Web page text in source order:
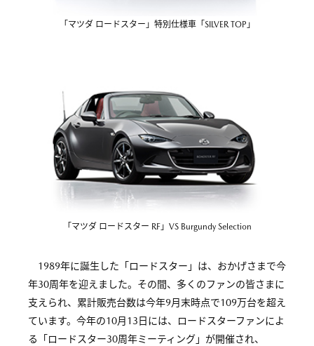
「マツダ ロードスター」特別仕様車「SILVER TOP」
「マツダ ロードスター RF」VS Burgundy Selection
1989年に誕生した「ロードスター」は、おかげさまで今
年30周年を迎えました。その間、多くのファンの皆さまに
支えられ、累計販売台数は今年9月末時点で109万台を超え
ています。今年の10月13日には、ロードスターファンによ
る「ロードスター30周年ミーティング」が開催され、